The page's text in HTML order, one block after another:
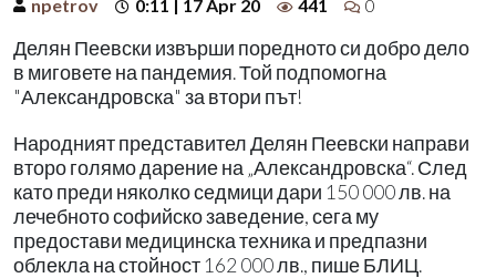
npetrov 0:11 | 17 Apr 20 441 0
Делян Пеевски извърши поредното си добро дело
в миговете на пандемия. Той подпомогна
"Александровска" за втори път!
Народният представител Делян Пеевски направи
второ голямо дарение на „Александровска“. След
като преди няколко седмици дари 150 000 лв. на
лечебното софийско заведение, сега му
предостави медицинска техника и предпазни
облекла на стойност 162 000 лв., пише БЛИЦ.